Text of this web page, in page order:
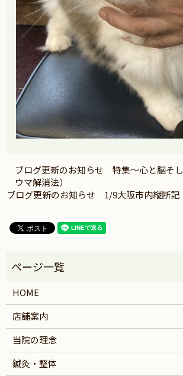
ブログ更新のお知らせ 特集～心と脳そ
ウマ解消法）
ブログ更新のお知らせ 1/9大阪市内縦断
HOME
店舗案内
当院の理念
鍼灸・整体